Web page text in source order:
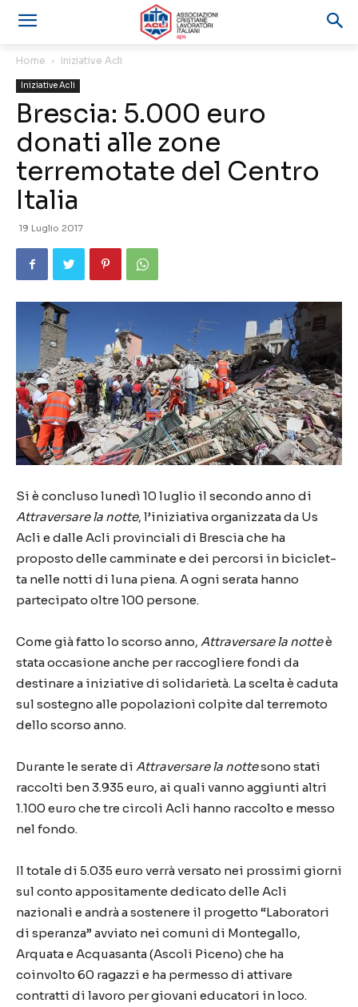
Home Iniziative Acli
Iniziative Acli
Brescia: 5.000 euro
donati alle zone
terremotate del Centro
Italia
19 Luglio 2017
Si è concluso lunedì 10 luglio il secondo anno di
Attraversare la notte, l’iniziativa organizzata da Us
Acli e dalle Acli provinciali di Brescia che ha
proposto delle camminate e dei percorsi in biciclet-
ta nelle notti di luna piena. A ogni serata hanno
partecipato oltre 100 persone.
Come già fatto lo scorso anno, Attraversare la notteè
stata occasione anche per raccogliere fondi da
destinare a iniziative di solidarietà. La scelta è caduta
sul sostegno alle popolazioni colpite dal terremoto
dello scorso anno.
Durante le serate di Attraversare la nottesono stati
raccolti ben 3.935 euro, ai quali vanno aggiunti altri
1.100 euro che tre circoli Acli hanno raccolto e messo
nel fondo.
Il totale di 5.035 euro verrà versato nei prossimi giorni
sul conto appositamente dedicato delle Acli
nazionali e andrà a sostenere il progetto “Laboratori
di speranza” avviato nei comuni di Montegallo,
Arquata e Acquasanta (Ascoli Piceno) che ha
coinvolto 60 ragazzi e ha permesso di attivare
contratti di lavoro per giovani educatori in loco.